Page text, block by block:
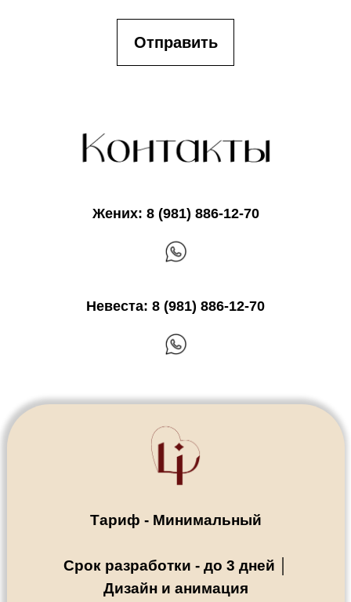
Невеста: 8 (981) 886-12-70
Жених: 8 (981) 886-12-70
Отправить
Тариф - Минимальный
Срок разработки - до 3 дней │
Дизайн и анимация